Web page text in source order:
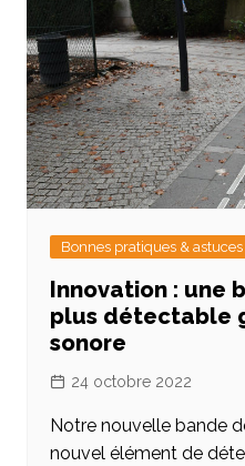
Bonnes pratiques & astuces
Innovation : une
plus détectable
sonore
24 octobre 2022
Notre nouvelle bande
nouvel élément de